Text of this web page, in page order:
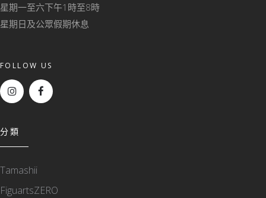
星期一至六下午1時至8時
星期日及公眾假期休息
FOLLOW US
分類
Tamashii
FiguartsZERO